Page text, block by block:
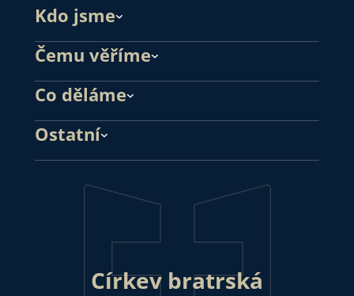
Kdo jsme
Čemu věříme
Co děláme
Ostatní
Církev bratrská